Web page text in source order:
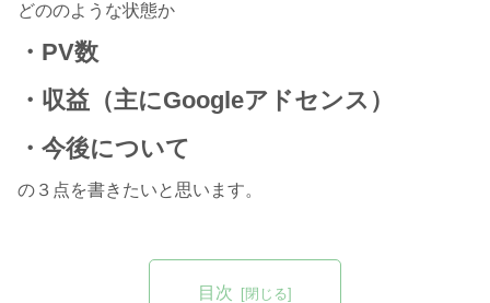
どののような状態か
・PV数
・収益（主にGoogleアドセンス）
・今後について
の３点を書きたいと思います。
目次